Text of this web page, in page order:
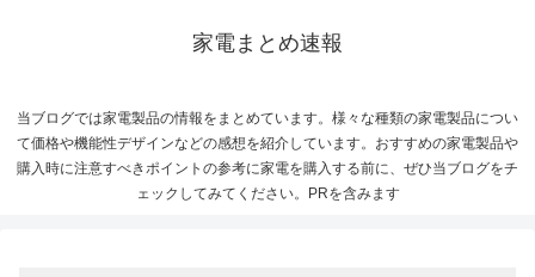
家電まとめ速報
当ブログでは家電製品の情報をまとめています。様々な種類の家電製品につい
て価格や機能性デザインなどの感想を紹介しています。おすすめの家電製品や
購入時に注意すべきポイントの参考に家電を購入する前に、ぜひ当ブログをチ
ェックしてみてください。PRを含みます